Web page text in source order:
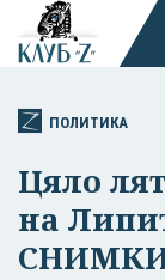
ПОЛИТИКА
Цяло
на